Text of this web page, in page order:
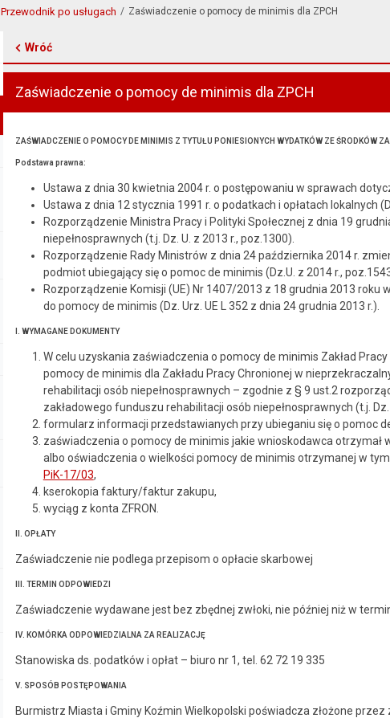
Przewodnik po usługach Zaświadczenie o pomocy de minimis dla ZPCH
Wróć
Zaświadczenie o pomocy de minimis dla ZPCH
ZAŚWIADCZENIE O POMOCY DE MINIMIS Z TYTUŁU PONIESIONYCH WYDATKÓW ZE ŚRODKÓW
Podstawa prawna:
Ustawa z dnia 30 kwietnia 2004 r. o postępowaniu w sprawach
Ustawa z dnia 12 stycznia 1991 r. o podatkach i opłatach lokalnych
Rozporządzenie Ministra Pracy i Polityki Społecznej z dnia 19
niepełnosprawnych (t.j. Dz. U. z 2013 r., poz.1300).
Rozporządzenie Rady Ministrów z dnia 24 października 2014 r.
podmiot ubiegający się o pomoc de minimis (Dz.U. z 2014 r.,
Rozporządzenie Komisji (UE) Nr 1407/2013 z 18 grudnia 2013
do pomocy de minimis (Dz. Urz. UE L 352 z dnia 24 grudnia 2013 r.).
I. WYMAGANE DOKUMENTY
W celu uzyskania zaświadczenia o pomocy de minimis Zakład
pomocy de minimis dla Zakładu Pracy Chronionej w
rehabilitacji osób niepełnosprawnych – zgodnie z § 9 ust.2
zakładowego funduszu rehabilitacji osób niepełnosprawnych (t.j.
formularz informacji przedstawianych przy ubieganiu się o pomoc
zaświadczenia o pomocy de minimis jakie wnioskodawca otrzymał
albo oświadczenia o wielkości pomocy de minimis otrzymanej w
PiK-17/03,
kserokopia faktury/faktur zakupu,
wyciąg z konta ZFRON.
II. OPŁATY
Zaświadczenie nie podlega przepisom o opłacie skarbowej
III. TERMIN ODPOWIEDZI
Zaświadczenie wydawane jest bez zbędnej zwłoki, nie później niż w
IV. KOMÓRKA ODPOWIEDZIALNA ZA REALIZACJĘ
Stanowiska ds. podatków i opłat – biuro nr 1, tel. 62 72 19 335
V. SPOSÓB POSTĘPOWANIA
Burmistrz Miasta i Gminy Koźmin Wielkopolski poświadcza złożone